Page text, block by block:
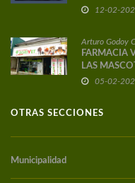
12-02-
Arturo Godoy
FARMACIA
LAS
05-02-
OTRAS SECCIONES
Municipalidad